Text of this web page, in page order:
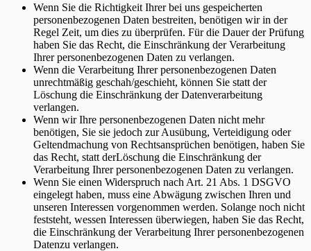
Wenn Sie die Richtigkeit Ihrer bei uns gespeicherten
personenbezogenen Daten bestreiten, benötigen wir in der
Regel Zeit, um dies zu überprüfen. Für die Dauer der Prüfung
haben Sie das Recht, die Einschränkung der Verarbeitung
Ihrer personenbezogenen Daten zu verlangen.
Wenn die Verarbeitung Ihrer personenbezogenen Daten
unrechtmäßig geschah/geschieht, können Sie statt der
Löschung die Einschränkung der Datenverarbeitung
verlangen.
Wenn wir Ihre personenbezogenen Daten nicht mehr
benötigen, Sie sie jedoch zur Ausübung, Verteidigung oder
Geltendmachung von Rechtsansprüchen benötigen, haben Sie
das Recht, statt derLöschung die Einschränkung der
Verarbeitung Ihrer personenbezogenen Daten zu verlangen.
Wenn Sie einen Widerspruch nach Art. 21 Abs. 1 DSGVO
eingelegt haben, muss eine Abwägung zwischen Ihren und
unseren Interessen vorgenommen werden. Solange noch nicht
feststeht, wessen Interessen überwiegen, haben Sie das Recht,
die Einschränkung der Verarbeitung Ihrer personenbezogenen
Datenzu verlangen.